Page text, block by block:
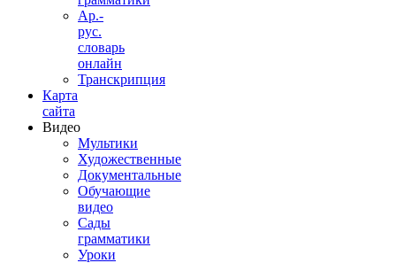
Ар.-
рус.
словарь
онлайн
Транскрипция
Карта
сайта
Видео
Мультики
Художественные
Документальные
Обучающие
видео
Сады
грамматики
Уроки